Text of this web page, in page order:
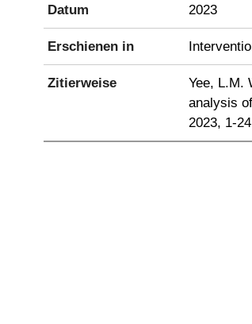
Datum 2023
Erschienen in
Zitierweise
Yee, L.M.
analysis
2023, 1-